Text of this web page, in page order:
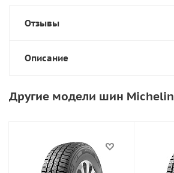
Отзывы
Описание
Другие модели шин Michelin